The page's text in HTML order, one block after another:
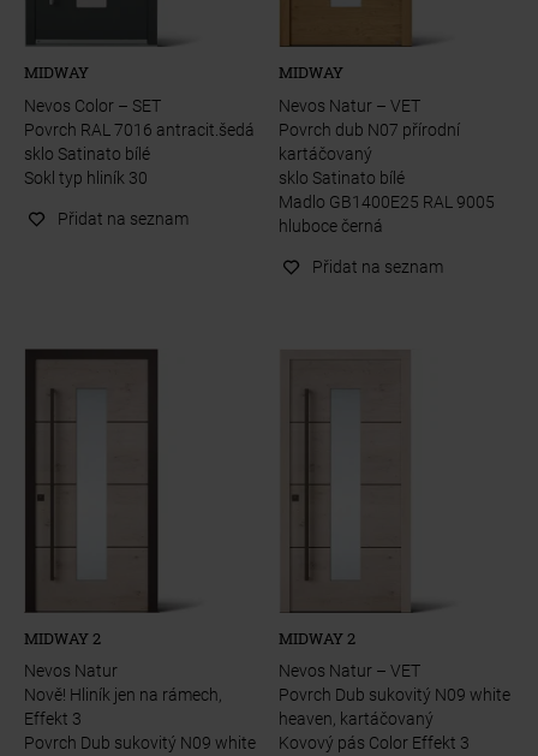
MIDWAY
Nevos Color – SET
Povrch RAL 7016 antracit.šedá
sklo Satinato bílé
Sokl typ hliník 30
Přidat na seznam
MIDWAY
Nevos Natur – VET
Povrch dub N07 přírodní
kartáčovaný
sklo Satinato bílé
Madlo GB1400E25 RAL 9005
hluboce černá
Přidat na seznam
MIDWAY 2
Nevos Natur
Nově! Hliník jen na rámech,
Effekt 3
Povrch Dub sukovitý N09 white
MIDWAY 2
Nevos Natur – VET
Povrch Dub sukovitý N09 white
heaven, kartáčovaný
Kovový pás Color Effekt 3